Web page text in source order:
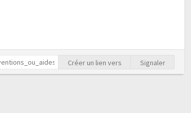
Créer un lien vers Signaler